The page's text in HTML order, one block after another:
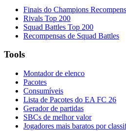
Finais do Champions
Rivals Top 200
Squad Battles Top 200
Recompensas de Squad Battles
Tools
Montador de elenco
Pacotes
Consumíveis
Lista de Pacotes do EA FC 26
Gerador de partidas
SBCs de melhor valor
Jogadores mais baratos por